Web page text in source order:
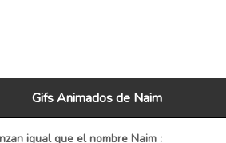
Gifs Animados de Naim
igual que el nombre Naim :